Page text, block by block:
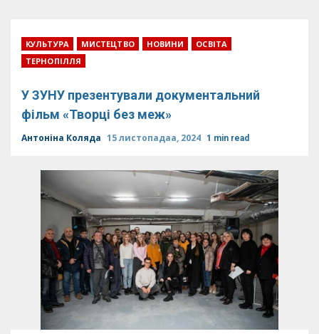
КУЛЬТУРА МИСТЕЦТВО НОВИНИ
ОСВІТА
ТЕРНОПІЛЛЯ
У ЗУНУ презентували документальний
фільм «Творці без меж»
Антоніна Коляда 15 листопадаа, 2024 1 min read